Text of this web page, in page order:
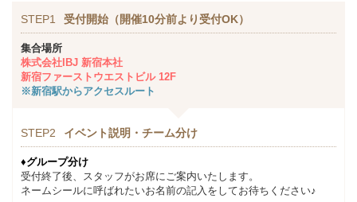
STEP1 受付開始（開催10分前より受付OK）
集合場所
株式会社IBJ 新宿本社
新宿ファーストウエストビル 12F
※新宿駅からアクセスルート
STEP2 イベント説明・チーム分け
♦グループ分け
受付終了後、スタッフがお席にご案内いたします。
ネームシールに呼ばれたいお名前の記入をしてお待ちください♪